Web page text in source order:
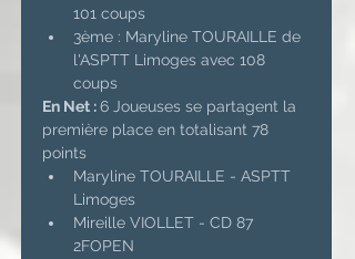
101 coups
3ème : Maryline TOURAILLE de
l'ASPTT Limoges avec 108
coups
En Net : 6 Joueuses se partagent la
première place en totalisant 78
points
Maryline TOURAILLE - ASPTT
Limoges
Mireille VIOLLET - CD 87
2FOPEN